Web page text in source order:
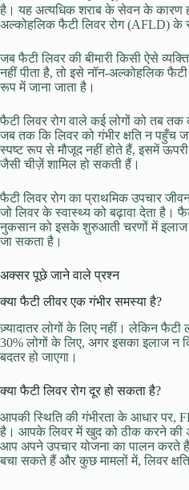
है। यह अत्यधिक शराब के सेवन के कारण
अल्कोहलिक फैटी लिवर रोग (AFLD) के
जब फैटी लिवर की बीमारी किसी ऐसे
नहीं पीता है, तो इसे नॉन-अल्कोहलिक
रूप में जाना जाता है।
फैटी लिवर रोग वाले कई लोगों को तब तक
जब तक कि लिवर को गंभीर क्षति न पहुँच
स्पष्ट रूप से मौजूद नहीं होते हैं, इसमें
जैसी चीज़ें शामिल हो सकती हैं।
फैटी लिवर रोग का प्राथमिक उपचार
जो लिवर के स्वास्थ्य को बढ़ावा देता है।
नुकसान को इसके शुरुआती चरणों में इलाज
जा सकता है।
अक्सर पूछे जाने वाले प्रश्न
क्या फैटी लीवर एक गंभीर समस्या है?
ज़्यादातर लोगों के लिए नहीं। लेकिन फैटी
30% लोगों के लिए, अगर इसका इलाज न
बदतर हो जाएगा।
क्या फैटी लिवर रोग दूर हो सकता है?
आपकी स्थिति की गंभीरता के आधार पर,
है। आपके लिवर में खुद को ठीक करने की
आप अपने उपचार योजना का पालन करते
बचा सकते हैं और कुछ मामलों में, लिवर